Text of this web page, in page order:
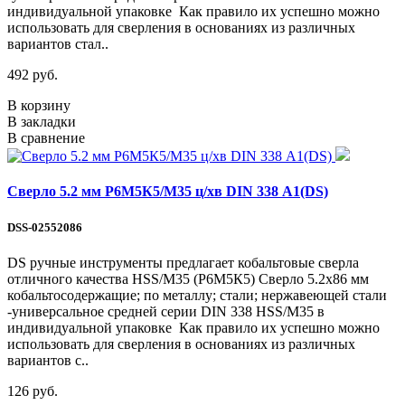
индивидуальной упаковке Как правило их успешно можно
использовать для сверления в основаниях из различных
вариантов стал..
492 руб.
В корзину
В закладки
В сравнение
Сверло 5.2 мм Р6М5К5/М35 ц/хв DIN 338 А1(DS)
DSS-02552086
DS ручные инструменты предлагает кобальтовые сверла
отличного качества HSS/М35 (Р6М5К5) Сверло 5.2х86 мм
кобальтосодержащие; по металлу; стали; нержавеющей стали
-универсальное средней серии DIN 338 HSS/М35 в
индивидуальной упаковке Как правило их успешно можно
использовать для сверления в основаниях из различных
вариантов с..
126 руб.